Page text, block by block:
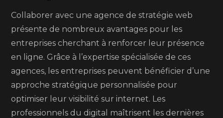
Collaborer avec une agence de stratégie web
présente de nombreux avantages pour les
entreprises cherchant à renforcer leur présence
en ligne. Grâce à l’expertise spécialisée de ces
agences, les entreprises peuvent bénéficier d’une
approche stratégique personnalisée pour
optimiser leur visibilité sur internet. Les
professionnels du digital maîtrisent les dernières